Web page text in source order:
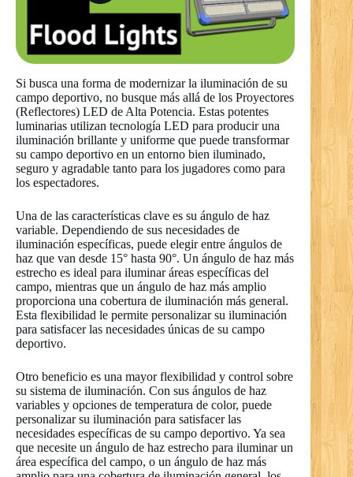
Si busca una forma de modernizar la iluminación de su
campo deportivo, no busque más allá de los Proyectores
(Reflectores) LED de Alta Potencia. Estas potentes
luminarias utilizan tecnología LED para producir una
iluminación brillante y uniforme que puede transformar
su campo deportivo en un entorno bien iluminado,
seguro y agradable tanto para los jugadores como para
los espectadores.
Una de las características clave es su ángulo de haz
variable. Dependiendo de sus necesidades de
iluminación específicas, puede elegir entre ángulos de
haz que van desde 15° hasta 90°. Un ángulo de haz más
estrecho es ideal para iluminar áreas específicas del
campo, mientras que un ángulo de haz más amplio
proporciona una cobertura de iluminación más general.
Esta flexibilidad le permite personalizar su iluminación
para satisfacer las necesidades únicas de su campo
deportivo.
Otro beneficio es una mayor flexibilidad y control sobre
su sistema de iluminación. Con sus ángulos de haz
variables y opciones de temperatura de color, puede
personalizar su iluminación para satisfacer las
necesidades específicas de su campo deportivo. Ya sea
que necesite un ángulo de haz estrecho para iluminar un
área específica del campo, o un ángulo de haz más